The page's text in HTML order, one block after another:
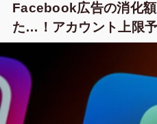
Facebook広告の消化
た…！アカウント上限